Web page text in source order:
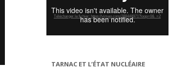
Télécharger le fichier: https://vimeo.com/288448971?loop=0&_=2
TARNAC ET L’ÉTAT NUCLÉAIRE